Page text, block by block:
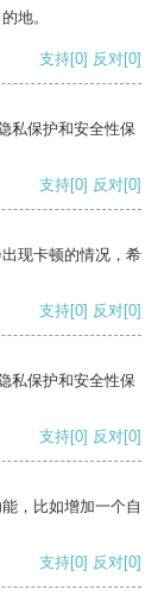
地。
支持[0] 反对[0]
私保护和安全性保
支持[0] 反对[0]
现卡顿的情况，希
支持[0] 反对[0]
私保护和安全性保
支持[0] 反对[0]
，比如增加一个自
支持[0] 反对[0]